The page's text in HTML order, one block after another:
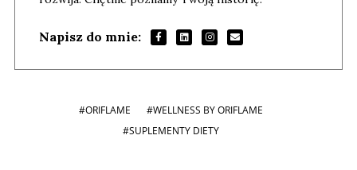
Napisz do mnie:
#ORIFLAME
#WELLNESS BY ORIFLAME
#SUPLEMENTY DIETY